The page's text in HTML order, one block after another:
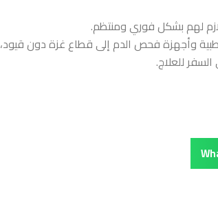
لهم بشكل فوري ومنتظم.
وأجهزة فحص الدم إلى قطاع غزة دون قيود،
للعلاج.